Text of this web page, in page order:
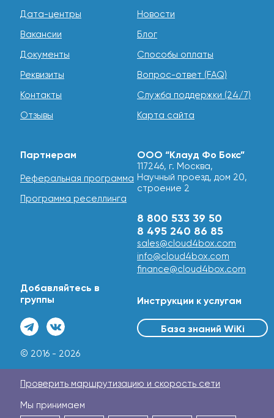
Дата-центры
Вакансии
Документы
Реквизиты
Контакты
Отзывы
Новости
Блог
Способы оплаты
Вопрос-ответ (FAQ)
Служба поддержки (24/7)
Карта сайта
Партнерам
Реферальная программа
Программа реселлинга
Добавляйтесь в
группы
ООО “Клауд Фо Бокс”
117246, г. Москва,
Научный проезд, дом 20,
строение 2
8 800 533 39 50
8 495 240 86 85
sales@cloud4box.com
info@cloud4box.com
finance@cloud4box.com
Инструкции к услугам
База знаний WiKi
© 2016 - 2026
Проверить маршрутизацию и скорость сети
Мы принимаем